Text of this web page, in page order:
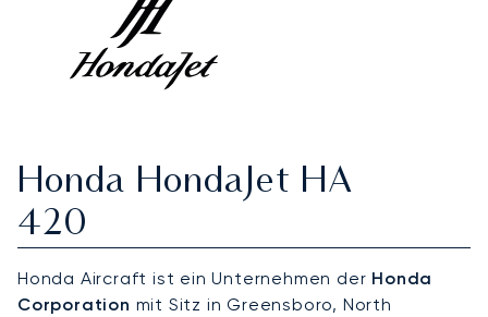
Honda HondaJet HA
420
Honda Aircraft ist ein Unternehmen der Honda
Corporation mit Sitz in Greensboro, North